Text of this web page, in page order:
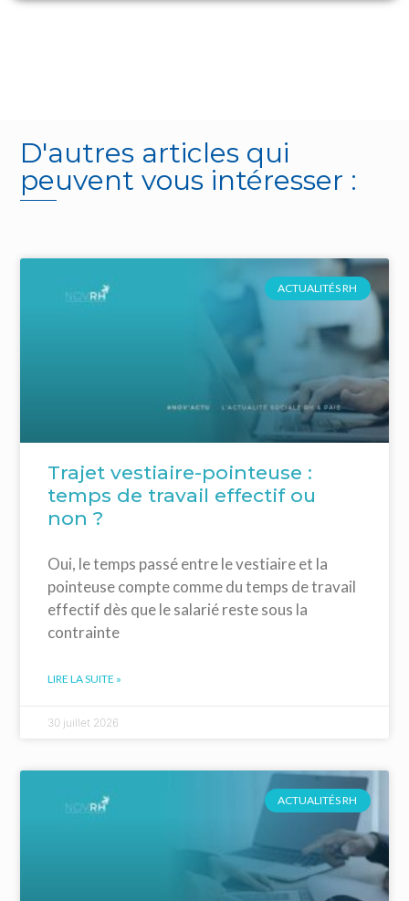
D'autres articles qui
peuvent vous intéresser :
ACTUALITÉS RH
Trajet vestiaire-pointeuse :
temps de travail effectif ou
non ?
Oui, le temps passé entre le vestiaire et la
pointeuse compte comme du temps de travail
effectif dès que le salarié reste sous la
contrainte
LIRE LA SUITE »
30 juillet 2026
ACTUALITÉS RH